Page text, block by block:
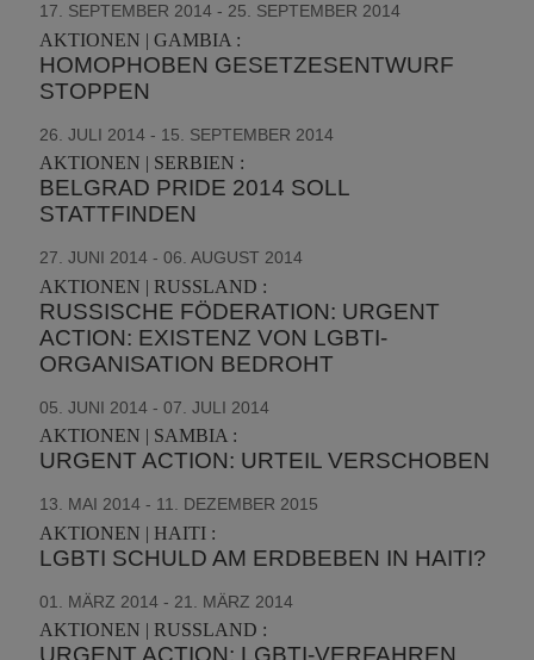
17. SEPTEMBER 2014 - 25. SEPTEMBER 2014
AKTIONEN | GAMBIA :
HOMOPHOBEN GESETZESENTWURF
STOPPEN
26. JULI 2014 - 15. SEPTEMBER 2014
AKTIONEN | SERBIEN :
BELGRAD PRIDE 2014 SOLL
STATTFINDEN
27. JUNI 2014 - 06. AUGUST 2014
AKTIONEN | RUSSLAND :
RUSSISCHE FÖDERATION: URGENT
ACTION: EXISTENZ VON LGBTI-
ORGANISATION BEDROHT
05. JUNI 2014 - 07. JULI 2014
AKTIONEN | SAMBIA :
URGENT ACTION: URTEIL VERSCHOBEN
13. MAI 2014 - 11. DEZEMBER 2015
AKTIONEN | HAITI :
LGBTI SCHULD AM ERDBEBEN IN HAITI?
01. MÄRZ 2014 - 21. MÄRZ 2014
AKTIONEN | RUSSLAND :
URGENT ACTION: LGBTI-VERFAHREN